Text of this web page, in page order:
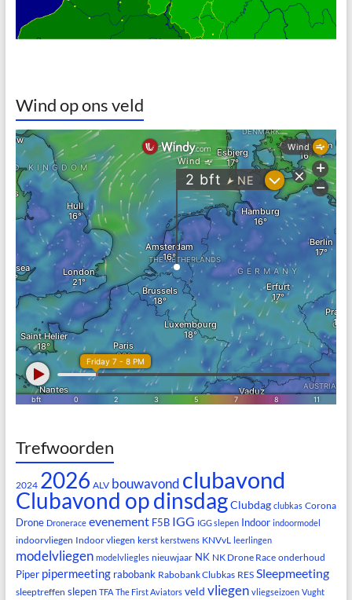
Wind op ons veld
Trefwoorden
2024 2026 ALV bouwavond clubavond
Clubavond op dinsdagClubdag clubkas Corona
Drone Dronerace evenement F5B IGG IGG slepen Indoor indoormodel
indoorvliegen Indoor vliegen kerst kerstwens KNVvL leerlingen
modelvliegen modelvliegles nieuwjaar NK NK Drone Race onderhoud
Piper pipermeeting rabobank Rabobank Clubkas RES Sleepmeeting
sleeptreffen slepen TFA The First Aviators veld vliegen vliegseizoen Vught